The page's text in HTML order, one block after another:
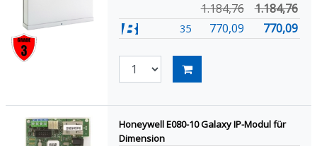
1.184,76 1.184,76
35 770,09 770,09
Honeywell E080-10 Galaxy IP-Modul für
Dimension